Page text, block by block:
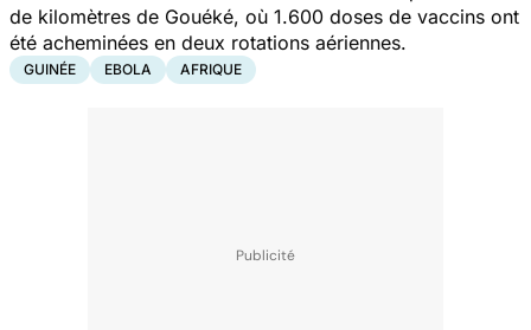
de kilomètres de Gouéké, où 1.600 doses de vaccins ont
été acheminées en deux rotations aériennes.
GUINÉE EBOLA AFRIQUE